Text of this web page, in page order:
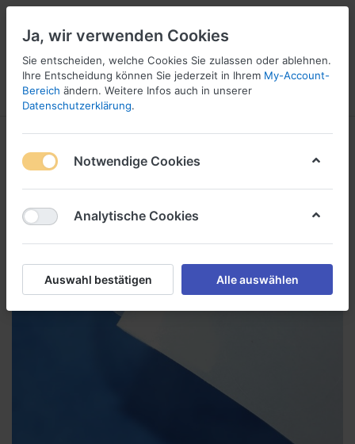
Menü Anmelden Wunschliste
1
Ja, wir verwenden Cookies
Sie entscheiden, welche Cookies Sie zulassen oder ablehnen.
Ihre Entscheidung können Sie jederzeit in Ihrem My-Account-
Bereich ändern. Weitere Infos auch in unserer
Datenschutzerklärung.
Notwendige Cookies
Analytische Cookies
Auswahl bestätigen Alle auswählen